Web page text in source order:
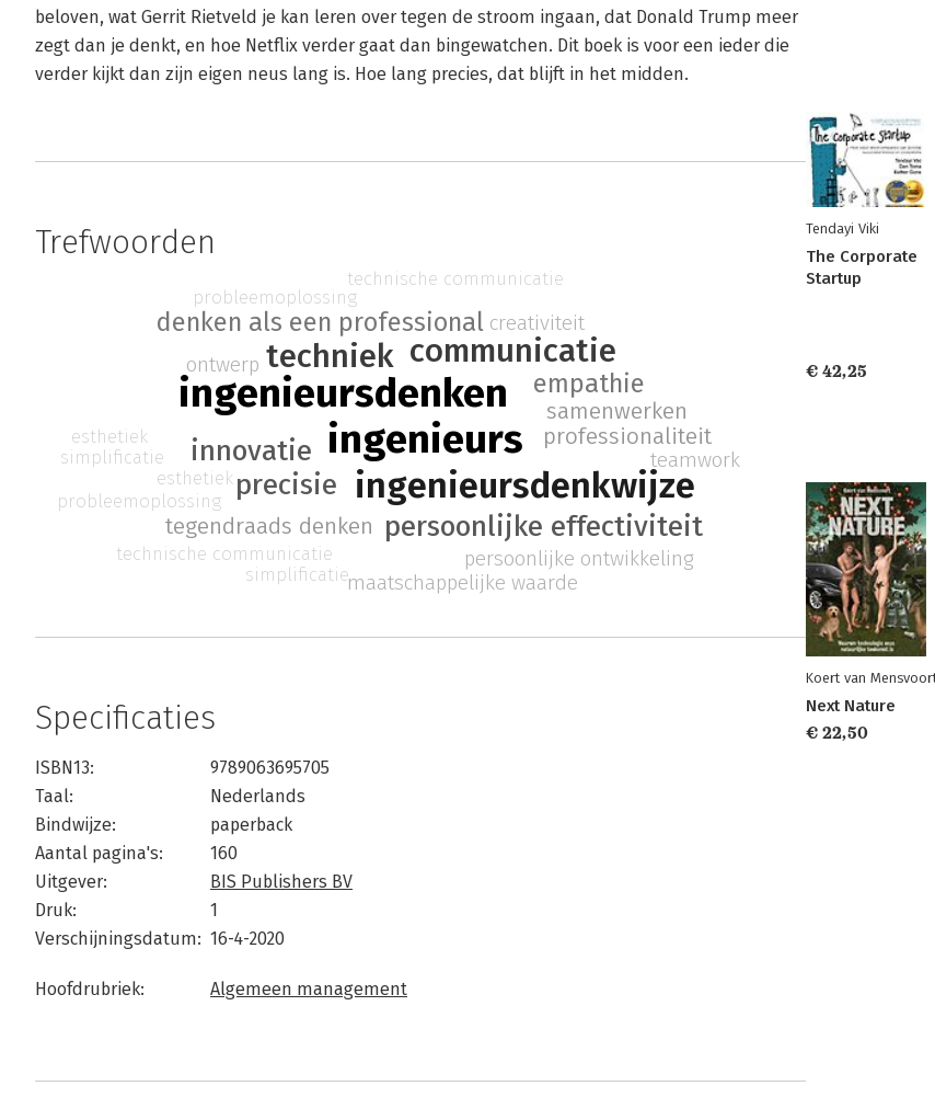
beloven, wat Gerrit Rietveld je kan leren over tegen de stroom ingaan, dat Donald Trump meer
zegt dan je denkt, en hoe Netflix verder gaat dan bingewatchen. Dit boek is voor een ieder die
verder kijkt dan zijn eigen neus lang is. Hoe lang precies, dat blijft in het midden.
Trefwoorden
ingenieurs
ingenieursdenken
ingenieursdenkwijze
techniek communicatie
persoonlijke effectiviteit
innovatie
precisie
empathie
denken als een professional
samenwerken
tegendraads denken
professionaliteit
creativiteit
persoonlijke ontwikkeling
maatschappelijke waarde
ontwerp
teamwork
simplificatie
esthetiek
probleemoplossing
technische communicatie
simplificatie
esthetiek
probleemoplossing
technische communicatie
Specificaties
ISBN13:
9789063695705
Taal:
Nederlands
Bindwijze:
paperback
Aantal pagina's:
160
Uitgever:
BIS Publishers BV
Druk:
1
Verschijningsdatum: 16-4-2020
Hoofdrubriek: Algemeen management
Tendayi Viki
The Corporate
Startup
€ 42,25
Koert van
Next Nature
€ 22,50